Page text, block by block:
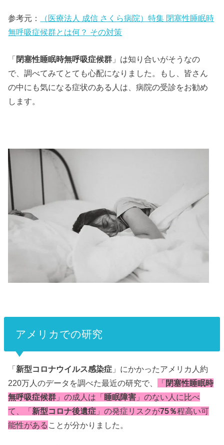
参考元 ：
（医療法人 成信 さくら病院）特集 閉塞性睡眠時
無呼吸症候群とは何？ その対策
「閉塞性睡眠時無呼吸症候群 」は知り合いがそうなの
で、調べてみてとても心配になりました。もし、皆さん
の中にも気になる症状のある人は、病院の受診をお勧め
します。
アメリカでの研究
「新型コロナウイルス感染症 」にかかったアメリカ人約
220万人のデータを調べた最近の研究で、
「閉塞性睡眠時
無呼吸症候群 」の成人は「睡眠障害 」のない人に比べ
て、「新型コロナ後遺症 」の発症リスクが75％程高い可
能性がある ことが分かりました。